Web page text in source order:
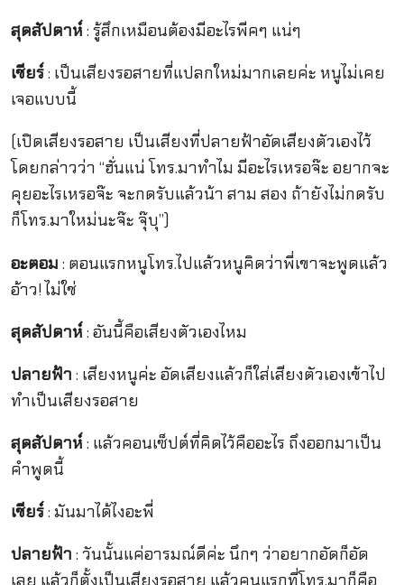
สุดสัปดาห์ : รู้สึกเหมือนต้องมีอะไรพีคๆ แน่ๆ
เชียร์: เป็นเสียงรอสายที่แปลกใหม่มากเลยค่ะ หนูไม่เคย
เจอแบบนี้
(เปิดเสียงรอสาย เป็นเสียงที่ปลายฟ้าอัดเสียงตัวเองไว้
โดยกล่าวว่า “ฮั่นแน่ โทร.มาทำไม มีอะไรเหรอจ๊ะ อยากจะ
คุยอะไรเหรอจ๊ะ จะกดรับแล้วน้า สาม สอง ถ้ายังไม่กดรับ
ก็โทร.มาใหม่นะจ๊ะ จุ๊บุ”)
อะตอม : ตอนแรกหนูโทร.ไปแล้วหนูคิดว่าพี่เขาจะพูดแล้ว
อ้าว! ไม่ใช่
สุดสัปดาห์ : อันนี้คือเสียงตัวเองไหม
ปลายฟ้า : เสียงหนูค่ะ อัดเสียงแล้วก็ใส่เสียงตัวเองเข้าไป
ทำเป็นเสียงรอสาย
สุดสัปดาห์ : แล้วคอนเซ็ปต์ที่คิดไว้คืออะไร ถึงออกมาเป็น
คำพูดนี้
เชียร์: มันมาได้ไงอะพี่
ปลายฟ้า : วันนั้นแค่อารมณ์ดีค่ะ นึกๆ ว่าอยากอัดก็อัด